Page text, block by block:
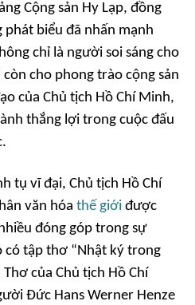
Cộng sản Hy Lạp, đồng
phát biểu đã nhấn mạnh
chỉ là người soi sáng cho
cho phong trào cộng sản
của Chủ tịch Hồ Chí Minh,
thắng lợi trong cuộc đấu
tụ vĩ đại, Chủ tịch Hồ Chí
văn hóa thế giới được
đóng góp trong sự
có tập thơ “Nhật ký trong
của Chủ tịch Hồ Chí
Đức Hans Werner Henze